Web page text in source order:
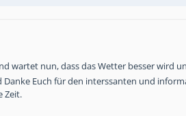
wartet nun, dass das Wetter besser wird
Euch für den interssanten und
Zeit.